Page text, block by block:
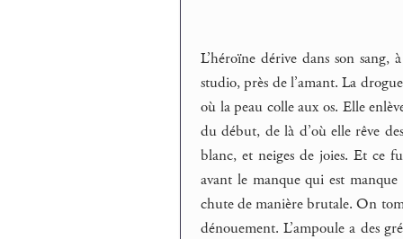
L’héroïne dérive dans son
studio, près de l’amant. La
où la peau colle aux os. Elle
du début, de là d’où elle rêve
blanc, et neiges de joies. Et ce
avant le manque qui est
chute de manière brutale. On
dénouement. L’ampoule a des